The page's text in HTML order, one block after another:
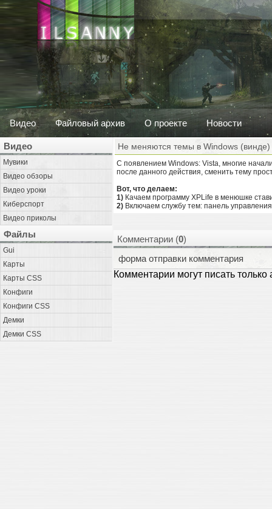
Видео Файловый архив О проекте Новости
Видео
Мувики
Видео обзоры
Видео уроки
Киберспорт
Видео приколы
Файлы
Gui
Карты
Карты CSS
Конфиги
Конфиги CSS
Демки
Демки CSS
Не меняются темы в Windows (винде)
С появлением Windows: Vista, многие
после данного действия, сменить тему
Вот, что делаем:
1) Качаем программу XPLife в менюшке
2) Включаем службу тем: панель
Комментарии (0)
форма отправки комментария
Комментарии могут писать